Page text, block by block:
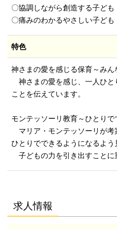
〇協調しながら創造する子ども
〇痛みのわかるやさしい子ども
特色
神さまの愛を感じる保育～みん
神さまの愛を感じ、一人ひと
ことを伝えています。
モンテッソーリ教育～ひとりで
マリア・モンテッソーリが考
ひとりでできるようになるよう
子どもの力を引き出すことに
求人情報